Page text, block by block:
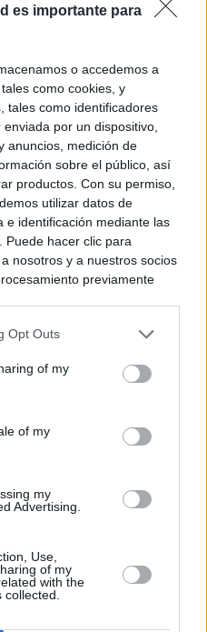
es importante para
o accedemos a
como cookies, y
tales como identificadores
por un dispositivo,
anuncios, medición de
sobre el público, así
productos. Con su permiso,
utilizar datos de
e identificación mediante las
Puede hacer clic para
nosotros y a nuestros socios
previamente
en cuenta que algún
tiene el derecho de
preferencias se aplicarán
nuevo en este sitio web o
Opt Outs
of my
of my
my
Advertising.
Use,
of my
with the